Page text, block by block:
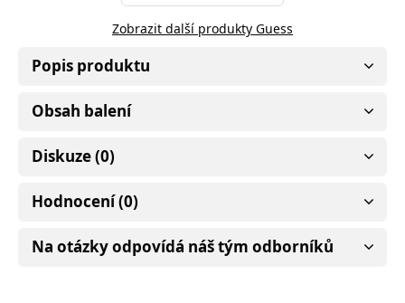
Zobrazit další produkty Guess
Popis produktu
Obsah balení
Diskuze (0)
Hodnocení (0)
Na otázky odpovídá náš tým odborníků